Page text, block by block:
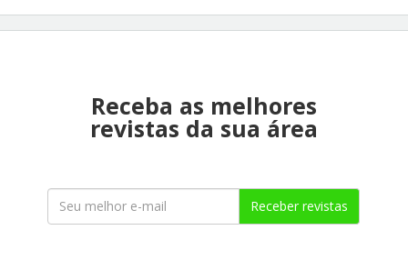
Receba as melhores
revistas da sua área
Receber revistas